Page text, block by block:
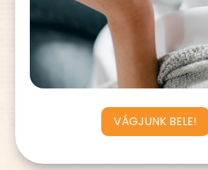
VÁGJUNK BELE!